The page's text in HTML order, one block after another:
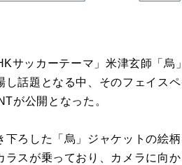
サッカーテーマ」米津玄師「烏
話題となる中、そのフェイス
が公開となった。
ろした「烏」ジャケットの絵
スが乗っており、カメラに向